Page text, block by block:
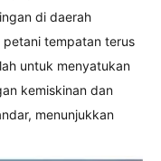
di daerah
tempatan terus
untuk menyatukan
kemiskinan dan
menunjukkan